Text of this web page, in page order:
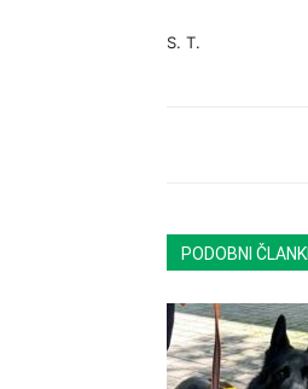
S. T.
PODOBNI ČLANKI